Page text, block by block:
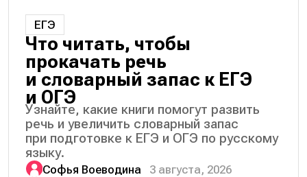
ЕГЭ
Что читать, чтобы
прокачать речь
и словарный запас к ЕГЭ
и ОГЭ
Узнайте, какие книги помогут развить
речь и увеличить словарный запас
при подготовке к ЕГЭ и ОГЭ по русскому
языку.
Софья Воеводина 3 августа, 2026